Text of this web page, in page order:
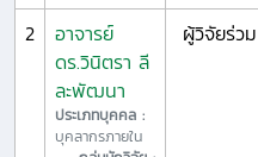
2
อาจารย์
ดร.วินิตรา ลี
ละพัฒนา
ประเภทบุคคล :
บุคลากรภายใน
ผู้วิจัยร่วม